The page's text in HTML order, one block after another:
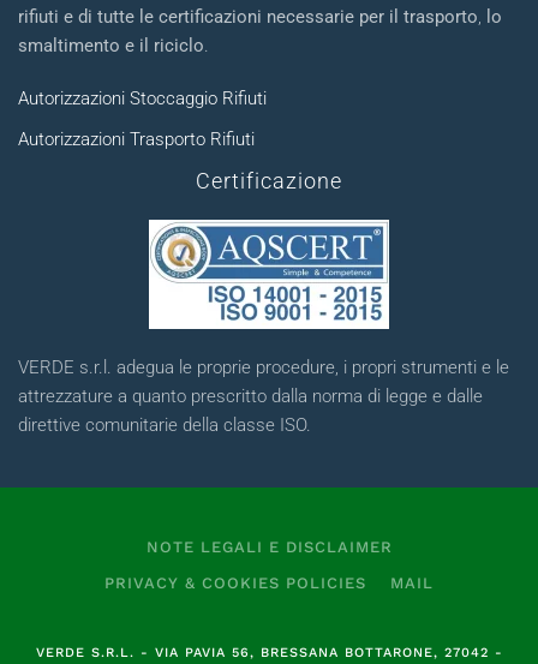
rifiuti e di tutte le certificazioni necessarie per il trasporto, lo
smaltimento e il riciclo.
Autorizzazioni Stoccaggio Rifiuti
Autorizzazioni Trasporto Rifiuti
Certificazione
VERDE s.r.l. adegua le proprie procedure, i propri strumenti e le
attrezzature a quanto prescritto dalla norma di legge e dalle
direttive comunitarie della classe ISO.
NOTE LEGALI E DISCLAIMER
PRIVACY & COOKIES POLICIES
MAIL
VERDE S.R.L. - VIA PAVIA 56, BRESSANA BOTTARONE, 27042 -